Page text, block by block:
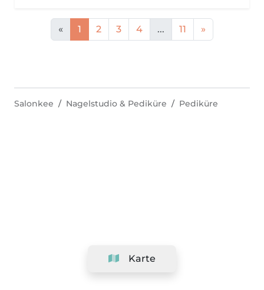
« 1 2 3 4 ... 11 »
Karte
Salonkee Nagelstudio & Pediküre Pediküre